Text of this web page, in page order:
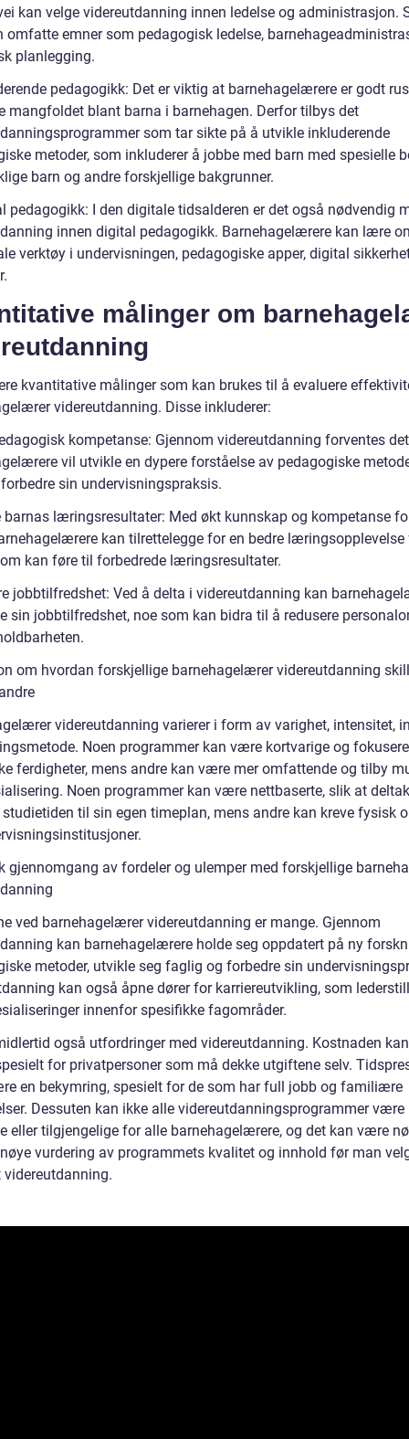
kan velge videreutdanning innen ledelse og administrasjon.
omfatte emner som pedagogisk ledelse,
planlegging.
pedagogikk: Det er viktig at barnehagelærere er godt
mangfoldet blant barna i barnehagen. Derfor tilbys det
som tar sikte på å utvikle inkluderende
metoder, som inkluderer å jobbe med barn med spesielle
barn og andre forskjellige bakgrunner.
pedagogikk: I den digitale tidsalderen er det også nødvendig
innen digital pedagogikk. Barnehagelærere kan lære
verktøy i undervisningen, pedagogiske apper, digital
målinger om
kvantitative målinger som kan brukes til å evaluere
videreutdanning. Disse inkluderer:
kompetanse: Gjennom videreutdanning forventes
vil utvikle en dypere forståelse av pedagogiske
sin undervisningspraksis.
barnas læringsresultater: Med økt kunnskap og kompetanse
kan tilrettelegge for en bedre læringsopplevelse
kan føre til forbedrede læringsresultater.
jobbtilfredshet: Ved å delta i videreutdanning kan
sin jobbtilfredshet, noe som kan bidra til å redusere
om hvordan forskjellige barnehagelærer videreutdanning
videreutdanning varierer i form av varighet, intensitet,
Noen programmer kan være kortvarige og
ferdigheter, mens andre kan være mer omfattende og tilby
Noen programmer kan være nettbaserte, slik at
til sin egen timeplan, mens andre kan kreve fysisk
gjennomgang av fordeler og ulemper med forskjellige
ved barnehagelærer videreutdanning er mange. Gjennom
kan barnehagelærere holde seg oppdatert på ny
metoder, utvikle seg faglig og forbedre sin
kan også åpne dører for karriereutvikling, som
innenfor spesifikke fagområder.
også utfordringer med videreutdanning. Kostnaden
for privatpersoner som må dekke utgiftene selv.
en bekymring, spesielt for de som har full jobb og familiære
Dessuten kan ikke alle videreutdanningsprogrammer være
eller tilgjengelige for alle barnehagelærere, og det kan være
vurdering av programmets kvalitet og innhold før man
videreutdanning.